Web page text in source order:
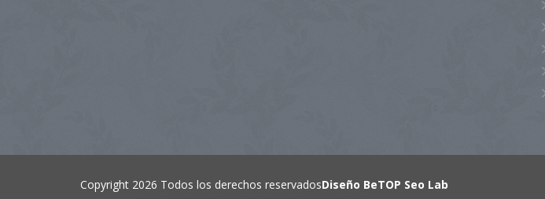
Copyright 2026 Todos los derechos reservadosDiseño BeTOP Seo Lab